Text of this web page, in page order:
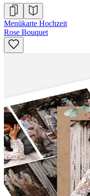
Menükarte Hochzeit
Rose Bouquet